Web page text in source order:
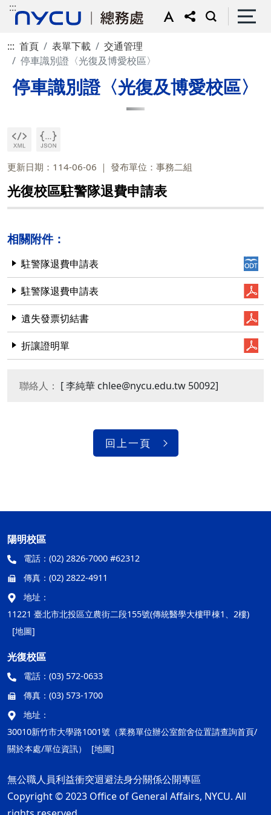
:::
::: 首頁 表單下載
交通管理
停車識別證〈光復及博愛校區〉
停車識別證〈光復及博愛校區〉
更新日期：114-06-06 發布單位：事務二組
光復校區駐警隊退費申請表
相關附件：
駐警隊退費申請表
駐警隊退費申請表
遺失發票切結書
折讓證明單
聯絡人： [ 李純華 chlee@nycu.edu.tw 50092]
回上一頁
陽明校區
電話： (02) 2826-7000 #62312
傳真： (02) 2822-4911
地址：
11221 臺北市北投區立農街二段155號(傳統醫學大樓甲棟1、2樓)
[地圖]
光復校區
電話： (03) 572-0633
傳真： (03) 573-1700
地址：
30010新竹市大學路1001號（業務單位辦公室館舍位置請查詢首頁/
關於本處/單位資訊）
[地圖]
無公職人員利益衝突迴避法身分關係公開專區
Copyright © 2023 Office of General Affairs, NYCU. All